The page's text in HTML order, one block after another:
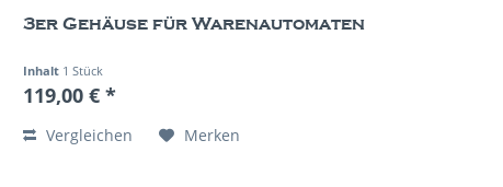
3er Gehäuse für Warenautomaten
Inhalt 1 Stück
119,00 € *
Vergleichen Merken